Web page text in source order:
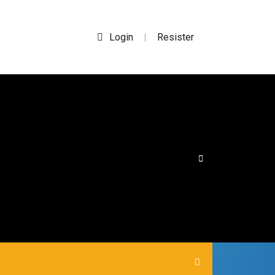
Login | Resister